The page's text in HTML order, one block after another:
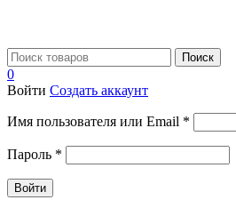
Поиск
0
Войти Создать аккаунт
Имя пользователя или Email *
Пароль *
Войти